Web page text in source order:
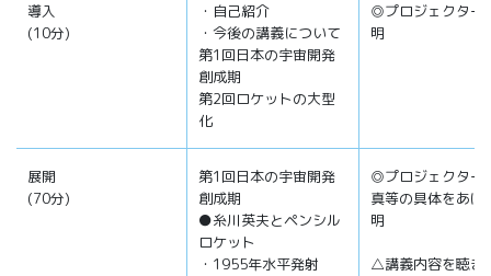
導入
(10分)
・自己紹介
・今後の講義について
第1回日本の宇宙開発
創成期
第2回ロケットの大型
化
◎プロジェクター
明
展開
(70分)
第1回日本の宇宙開発
創成期
●糸川英夫とペンシル
ロケット
・1955年水平発射
◎プロジェクター
真等の具体をあげ
明
△講義内容を聴き